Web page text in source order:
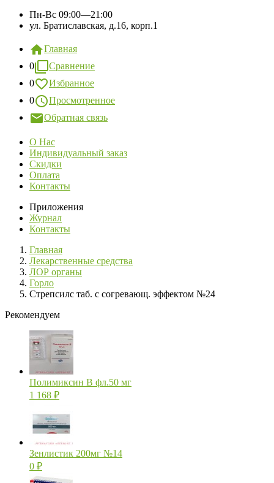
Пн-Вс 09:00—21:00
ул. Братиславская, д.16, корп.1
Главная
0
Сравнение
0
Избранное
0
Просмотренное
Обратная связь
О Нас
Индивидуальный заказ
Скидки
Оплата
Контакты
Приложения
Журнал
Контакты
Главная
Лекарственные средства
ЛОР органы
Горло
Стрепсилс таб. с согревающ. эффектом №24
Рекомендуем
Полимиксин В фл.50 мг
1 168 ₽
Зенлистик 200мг №14
0 ₽